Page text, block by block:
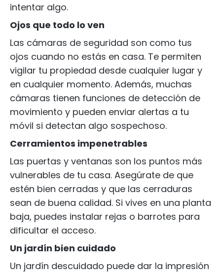
intentar algo.
Ojos que todo lo ven
Las cámaras de seguridad son como tus
ojos cuando no estás en casa. Te permiten
vigilar tu propiedad desde cualquier lugar y
en cualquier momento. Además, muchas
cámaras tienen funciones de detección de
movimiento y pueden enviar alertas a tu
móvil si detectan algo sospechoso.
Cerramientos impenetrables
Las puertas y ventanas son los puntos más
vulnerables de tu casa. Asegúrate de que
estén bien cerradas y que las cerraduras
sean de buena calidad. Si vives en una planta
baja, puedes instalar rejas o barrotes para
dificultar el acceso.
Un jardín bien cuidado
Un jardín descuidado puede dar la impresión